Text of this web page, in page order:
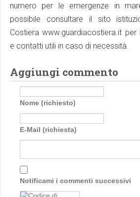
numero per le emergenze in
possibile consultare il sito
Costiera www.guardiacostiera.it per
e contatti utili in caso di necessità.
Aggiungi commento
Nome (richiesto)
E-Mail (richiesta)
Notificami i commenti successivi